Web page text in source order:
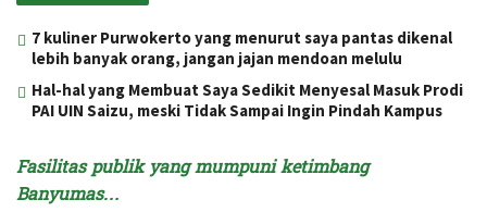
7 kuliner Purwokerto yang menurut saya pantas dikenal
lebih banyak orang, jangan jajan mendoan melulu
Hal-hal yang Membuat Saya Sedikit Menyesal Masuk Prodi
PAI UIN Saizu, meski Tidak Sampai Ingin Pindah Kampus
Fasilitas publik yang mumpuni ketimbang
Banyumas…